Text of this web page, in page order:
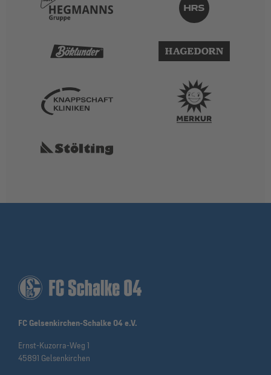
FC Gelsenkirchen-Schalke 04 e.V.
Ernst-Kuzorra-Weg 1
45891 Gelsenkirchen